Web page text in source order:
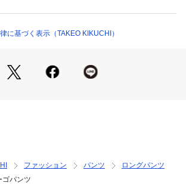
ただけます。
～170cm
に基づく表示（TAKEO KIKUCHI）
ファッション パンツ
ロングパンツ
ゴパンツ